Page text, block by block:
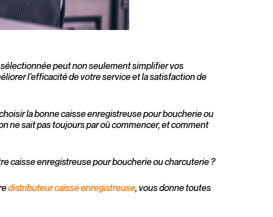
peut non seulement simplifier vos
l’efficacité de votre service et la satisfaction de
la bonne caisse enregistreuse pour boucherie ou
ne sait pas toujours par où commencer, et comment
caisse enregistreuse pour boucherie ou charcuterie ?
distributeur caisse enregistreuse, vous donne toutes